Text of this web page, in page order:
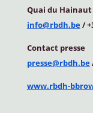
Quai du Hainaut
info@rbdh.be/
Contact presse
presse@rbdh.be
www.rbdh-